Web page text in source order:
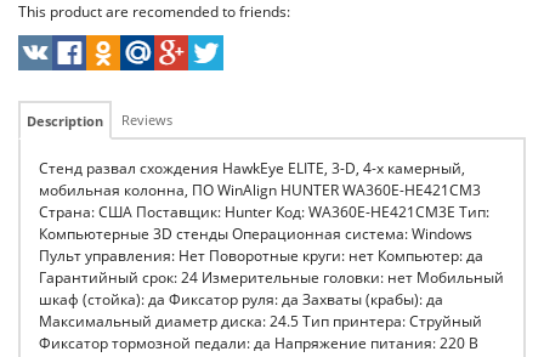
This product are recomended to friends:
Description Reviews
Стенд развал схождения HawkEye ELITE, 3-D, 4-х камерный,
мобильная колонна, ПО WinAlign HUNTER WA360E-HE421CM3
Страна: США Поставщик: Hunter Код: WA360E-HE421CM3E Тип:
Компьютерные 3D стенды Операционная система: Windows
Пульт управления: Нет Поворотные круги: нет Компьютер: да
Гарантийный срок: 24 Измерительные головки: нет Мобильный
шкаф (стойка): да Фиксатор руля: да Захваты (крабы): да
Максимальный диаметр диска: 24.5 Тип принтера: Струйный
Фиксатор тормозной педали: да Напряжение питания: 220 В